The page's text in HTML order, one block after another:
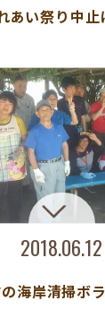
あい祭り中止
2018.06.12
海岸清掃ボ